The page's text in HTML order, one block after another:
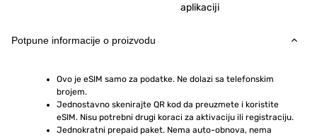
aplikaciji
Potpune informacije o proizvodu
Ovo je eSIM samo za podatke. Ne dolazi sa telefonskim
brojem.
Jednostavno skenirajte QR kod da preuzmete i koristite
eSIM. Nisu potrebni drugi koraci za aktivaciju ili registraciju.
Jednokratni prepaid paket. Nema auto-obnova, nema